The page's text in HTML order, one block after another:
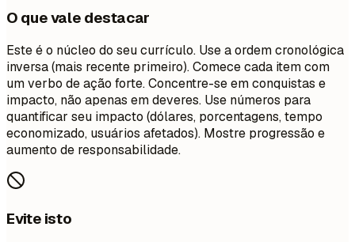
O que vale destacar
Este é o núcleo do seu currículo. Use a ordem cronológica
inversa (mais recente primeiro). Comece cada item com
um verbo de ação forte. Concentre-se em conquistas e
impacto, não apenas em deveres. Use números para
quantificar seu impacto (dólares, porcentagens, tempo
economizado, usuários afetados). Mostre progressão e
aumento de responsabilidade.
Evite isto